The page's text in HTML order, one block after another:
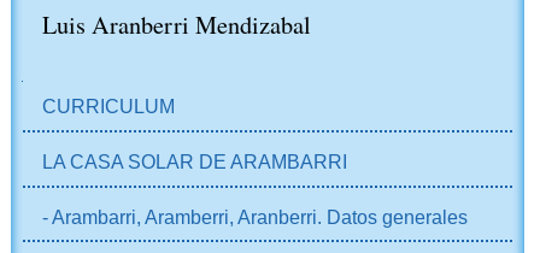
Luis Aranberri Mendizabal
CURRICULUM
LA CASA SOLAR DE ARAMBARRI
- Arambarri, Aramberri, Aranberri. Datos generales